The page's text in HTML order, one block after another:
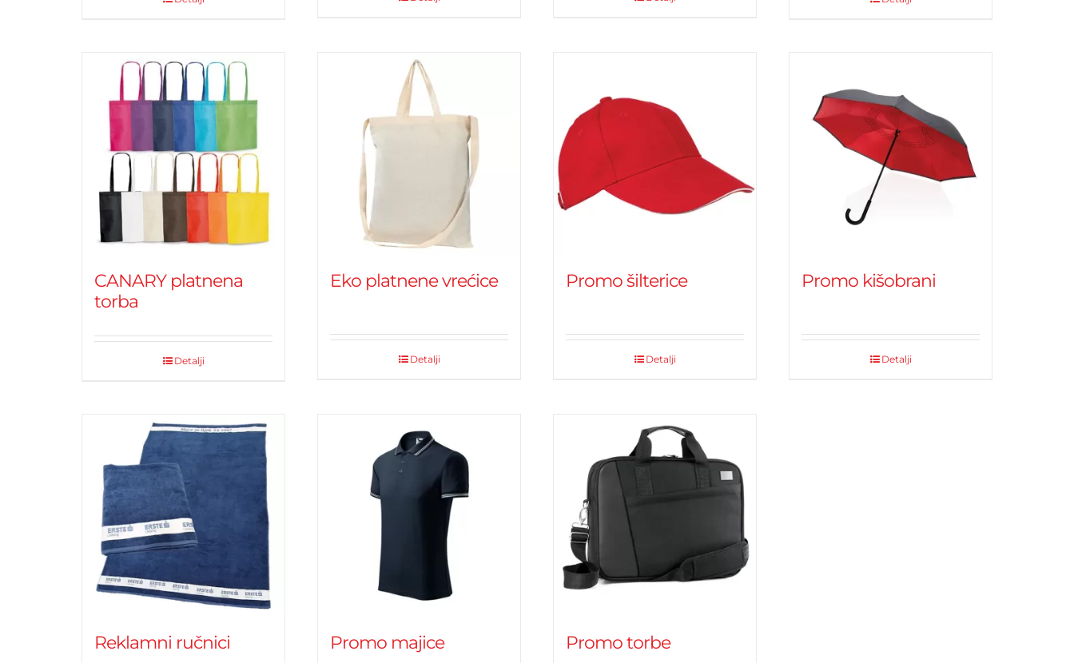
CANARY platnena
torba
Detalji
Eko platnene vrećice
Detalji
Promo šilterice
Detalji
Promo kišobrani
Detalji
Reklamni ručnici Promo majice Promo torbe